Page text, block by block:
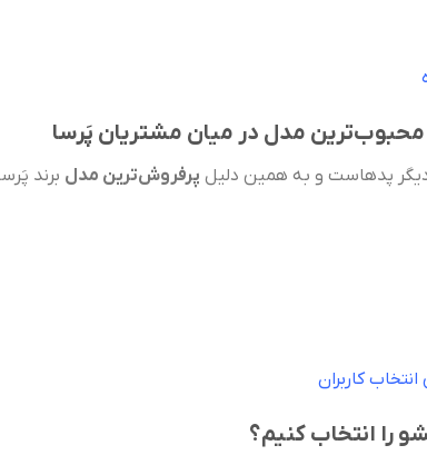
| محبوب‌ترین مدل در میان مشتریان پَرسا
دیگر پدهاست و به همین دلیل پرفروش‌ترین مدل برند
کاربران
را انتخاب کنیم؟